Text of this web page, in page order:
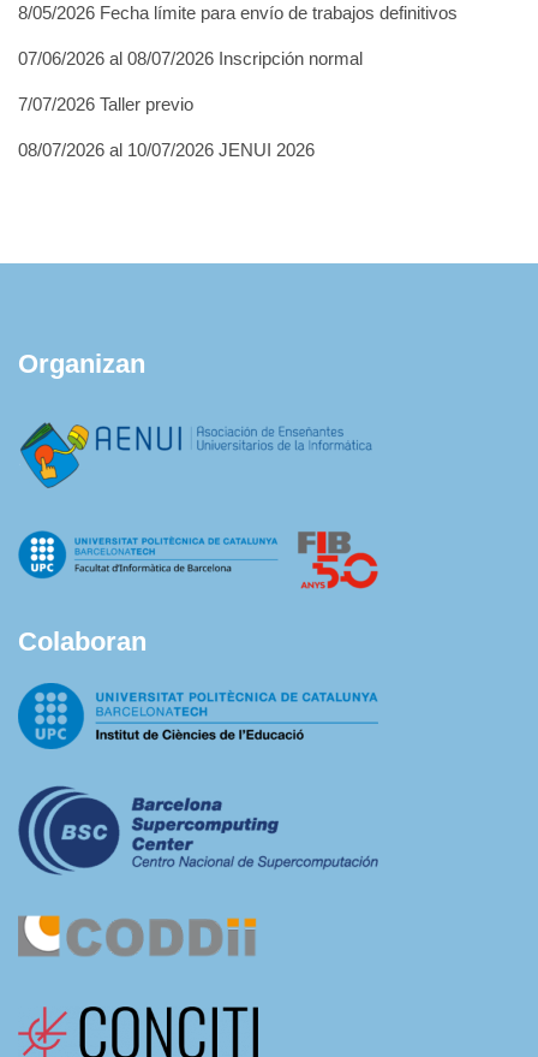
8/05/2026 Fecha límite para envío de trabajos definitivos
07/06/2026 al 08/07/2026 Inscripción normal
7/07/2026 Taller previo
08/07/2026 al 10/07/2026 JENUI 2026
Organizan
Colaboran